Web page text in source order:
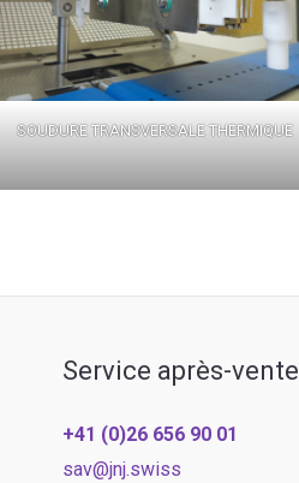
SOUDURE TRANSVERSALE THERMIQUE
Service après-vente
+41 (0)26 656 90 01
sav@jnj.swiss